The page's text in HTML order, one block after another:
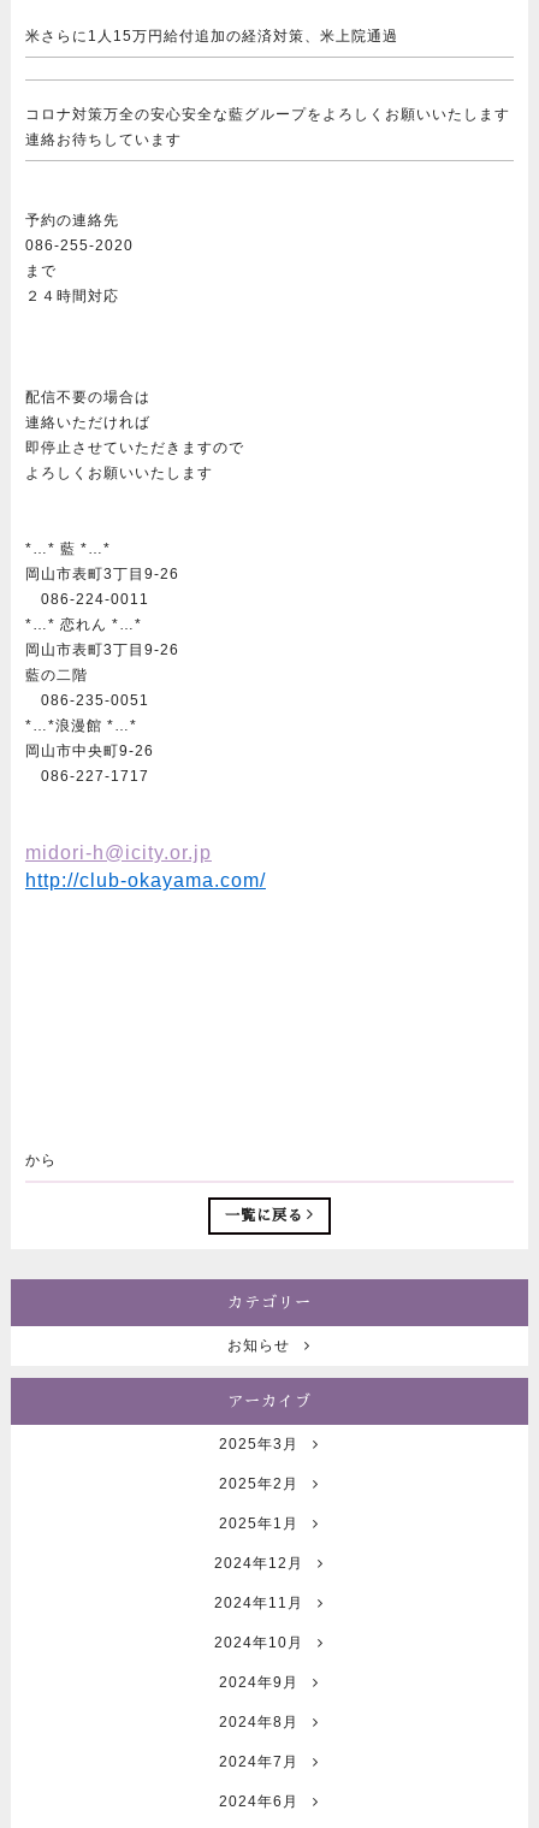
米さらに1人15万円給付追加の経済対策、米上院通過
コロナ対策万全の安心安全な藍グループをよろしくお願いいたします
連絡お待ちしています
予約の連絡先
086-255-2020
まで
２４時間対応
配信不要の場合は
連絡いただければ
即停止させていただきますので
よろしくお願いいたします
*…* 藍 *…*
岡山市表町3丁目9-26
086-224-0011
*…* 恋れん *…*
岡山市表町3丁目9-26
藍の二階
086-235-0051
*…*浪漫館 *…*
岡山市中央町9-26
086-227-1717
midori-h@icity.or.jp
http://club-okayama.com/
から
一覧に戻る
カテゴリー
お知らせ
アーカイブ
2025年3月
2025年2月
2025年1月
2024年12月
2024年11月
2024年10月
2024年9月
2024年8月
2024年7月
2024年6月